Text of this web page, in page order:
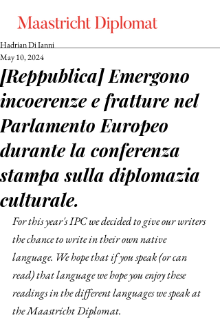
[Reppublica] Emergono
incoerenze e fratture nel
Parlamento Europeo
durante la conferenza
stampa sulla diplomazia
culturale.
Hadrian Di Ianni
May 10, 2024
For this year's IPC we decided to give our writers
the chance to write in their own native
language. We hope that if you speak (or can
read) that language we hope you enjoy these
readings in the different languages we speak at
the Maastricht Diplomat.